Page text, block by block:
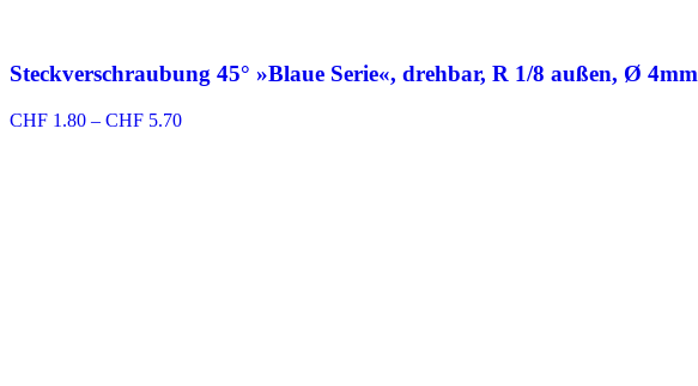
Steckverschraubung 45° »Blaue Serie«, drehbar, R 1/8 außen, Ø 4mm
CHF 1.80 – CHF 5.70Preisspanne: